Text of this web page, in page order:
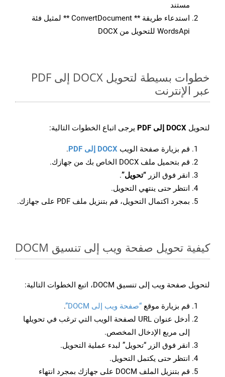
مستند
استدعاء طريقة ** ConvertDocument ** لمثيل فئة
WordsApi للتحويل من DOCX
خطوات بسيطة لتحويل DOCX إلى PDF
عبر الإنترنت
لتحويل DOCX إلى PDF يرجى اتباع الخطوات التالية:
قم بزيارة صفحة الويب DOCX إلى PDF
.
قم بتحميل ملف DOCX الخاص بك من جهازك.
انقر فوق الزر “تحويل”.
انتظر حتى ينتهي التحويل.
بمجرد اكتمال التحويل، قم بتنزيل ملف PDF على جهازك.
كيفية تحويل صفحة ويب إلى تنسيق DOCM
لتحويل صفحة ويب إلى تنسيق DOCM، اتبع الخطوات التالية:
قم بزيارة موقع “صفحة ويب إلى DOCM”
.
أدخل عنوان URL لصفحة الويب التي ترغب في تحويلها
إلى مربع الإدخال المخصص.
انقر فوق الزر “تحويل” لبدء عملية التحويل.
انتظر حتى يكتمل التحويل.
قم بتنزيل الملف DOCM على جهازك بمجرد انتهاء